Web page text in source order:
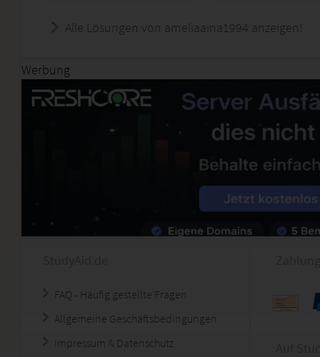
Alle Lösungen von ameliaaina1994 anzeigen!
Werbung
FAQ - Häufig gestellte Fragen
Allgemeine Geschäftsbedingungen
Impressum & Datenschutz